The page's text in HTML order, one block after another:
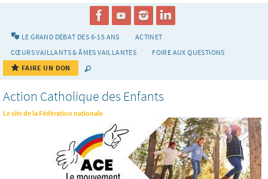
LE GRAND DÉBAT DES 6-15 ANS
ACTINET
CŒURS VAILLANTS & ÂMES VAILLANTES
FOIRE AUX QUESTIONS
FAIRE UN DON
Action Catholique des Enfants
Le site de la Fédération nationale